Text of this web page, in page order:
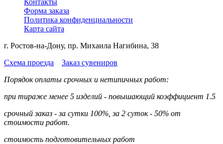
Форма заказа
Политика конфиденциальности
Карта сайта
г. Ростов-на-Дону, пр. Михаила Нагибина, 38
Схема проезда
Заказ сувениров
Порядок оплаты срочных и нетипичных работ:
при тираже менее 5 изделий - повышающий коэффициент 1.5
срочный заказ - за сутки 100%, за 2 суток - 50% от
стоимости работ.
стоимость подготовительных работ